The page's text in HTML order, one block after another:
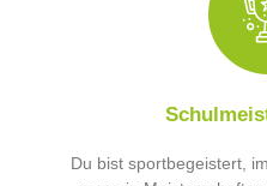
Du bist sportbegeistert,